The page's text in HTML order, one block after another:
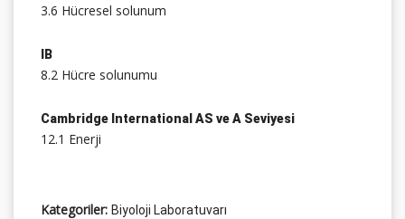
3.6 Hücresel solunum
IB
8.2 Hücre solunumu
Cambridge International AS ve A Seviyesi
12.1 Enerji
Kategoriler: Biyoloji Laboratuvarı